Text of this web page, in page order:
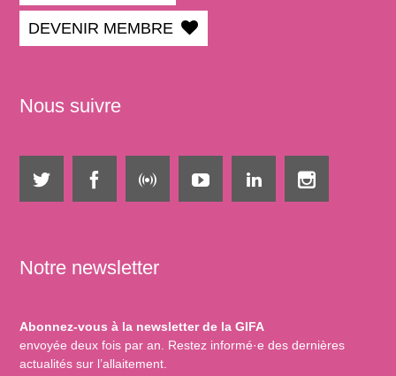
DEVENIR MEMBRE
Nous suivre
Notre newsletter
Abonnez-vous à la newsletter de la GIFA
envoyée deux fois par an. Restez informé·e des dernières
actualités sur l’allaitement.